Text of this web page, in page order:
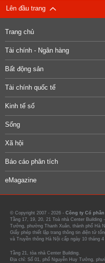
Lên đầu trang
Trang chủ
Tài chính - Ngân hàng
Bất động sản
Tài chính quốc tế
Kinh tế số
Sống
Xã hội
Báo cáo phân tích
eMagazine
© Copyright 2007 - 2026 - Công ty Cổ phần
Tầng 17, 19, 20, 21 Toà nhà Center
Tưởng, phường Thanh Xuân, thành phố Hà
Giấy phép thiết lập trang thông tin điện tử
và Truyền thông Hà Nội cấp ngày 10 tháng 4
Tầng 21, tòa nhà Center Building.
Địa chỉ: Số 01, phố Nguyễn Huy Tưởng,